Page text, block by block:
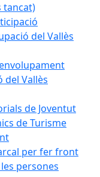
tancat)
del Vallès
del Vallès
de Joventut
de Turisme
per fer front
persones